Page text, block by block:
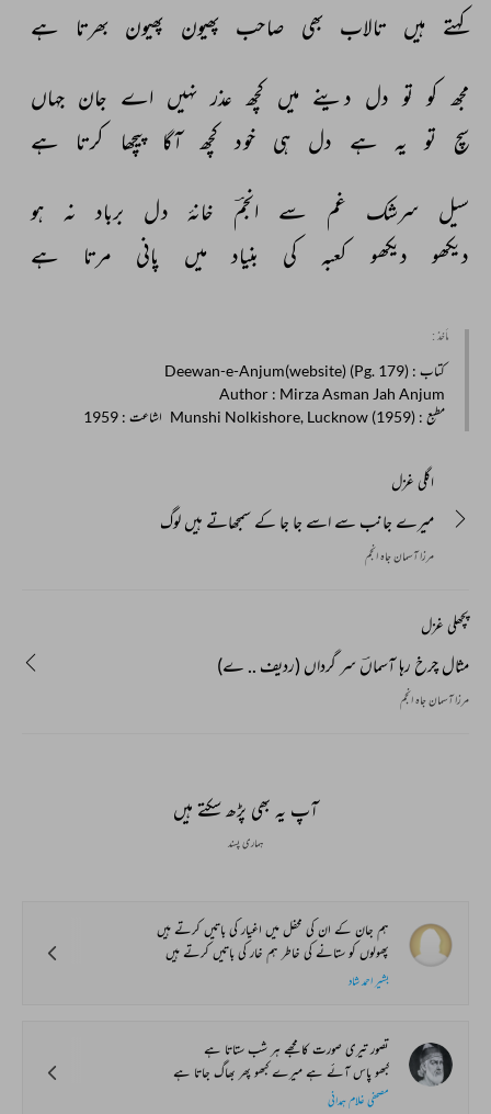
کہتے ہیں تالاب بھی صاحب پھیون پھیون بھرتا ہے
مجھ کو تو دل دینے میں کچھ عذر نہیں اے جان جہاں
سچ
تو یہ ہے دل ہی خود کچھ آگا پیچھا کرتا ہے
سیل سرشک غم سے انجمؔ خانۂ دل برباد نہ
ہو
دیکھو
دیکھو کعبہ کی بنیاد میں پانی مرتا ہے
مأخذ :
کتاب : Deewan-e-Anjum(website) (Pg. 179)
Author : Mirza Asman Jah Anjum
مطبع : Munshi Nolkishore, Lucknow (1959) اشاعت : 1959
اگلی غزل
میرے جانب سے اسے جا جا کے سمجھاتے ہیں لوگ
مرزا آسمان جاہ انجم
پچھلی غزل
مثال چرخ رہا آسماںؔ سر گرداں (ردیف .. ے)
مرزا آسمان جاہ انجم
آپ یہ بھی پڑھ سکتے ہیں
ہماری پسند
ہم جان کے ان کی محفل میں اغیار کی باتیں کرتے ہیں
پھولوں کو ستانے کی خاطر ہم خار کی باتیں کرتے ہیں
بشیر احمد شاد
تصور تیری صورت کا مجھے ہر شب ستاتا ہے
کبھو پاس آئے ہے میرے کبھو پھر بھاگ جاتا ہے
مصحفی غلام ہمدانی